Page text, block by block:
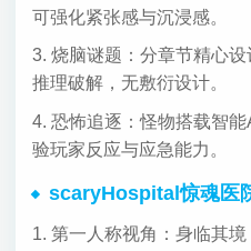
可强化紧张感与沉浸感。
3. 烧脑谜题：分章节精心
推理破解，无敷衍设计。
4. 恐怖追逐：怪物搭载智
验玩家反应与应急能力。
scaryHospital惊魂医
1. 第一人称视角：身临其